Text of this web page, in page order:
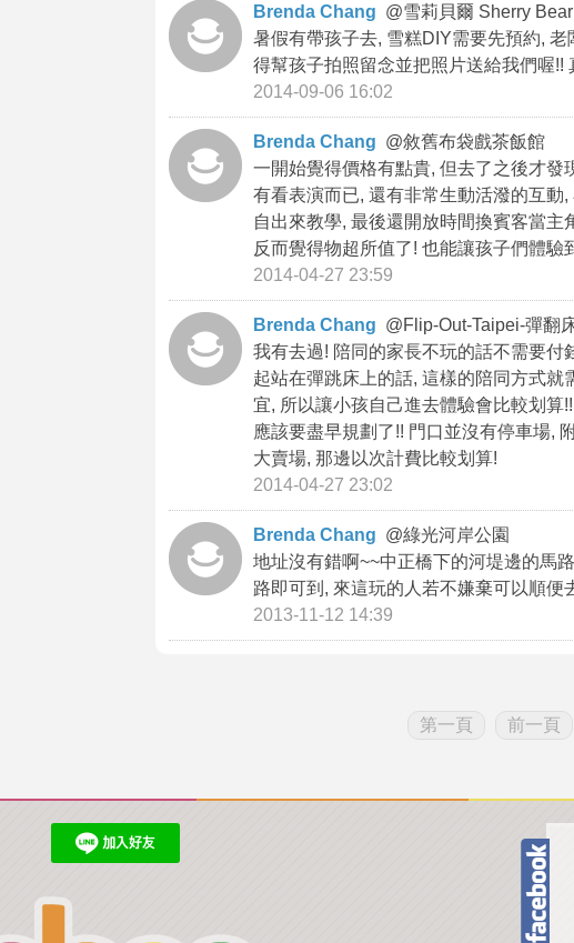
Brenda Chang @雪莉貝爾 Sherry
暑假有帶孩子去, 雪糕DIY需要先預約,
得幫孩子拍照留念並把照片送給我們喔
2014-09-06 16:02
Brenda Chang @敘舊布袋戲茶飯館
一開始覺得價格有點貴, 但去了之後才發
有看表演而已, 還有非常生動活潑的互動
自出來教學, 最後還開放時間換賓客當
反而覺得物超所值了! 也能讓孩子們體驗
2014-04-27 23:59
Brenda Chang @Flip-Out-Taipei-彈翻
我有去過! 陪同的家長不玩的話不需要付
起站在彈跳床上的話, 這樣的陪同方式
宜, 所以讓小孩自己進去體驗會比較划算
應該要盡早規劃了!! 門口並沒有停車場,
大賣場, 那邊以次計費比較划算!
2014-04-27 23:02
Brenda Chang @綠光河岸公園
地址沒有錯啊~~中正橋下的河堤邊的馬
路即可到, 來這玩的人若不嫌棄可以順便
2013-11-12 14:39
第一頁 前一頁